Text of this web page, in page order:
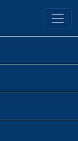
Library